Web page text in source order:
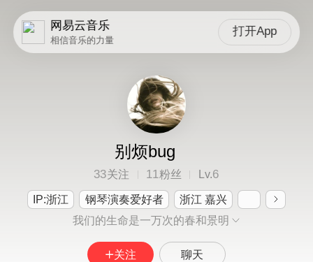
网易云音乐
相信音乐的力量
打开App
别烦bug
33关注 11粉丝 Lv.6
IP:浙江 钢琴演奏爱好者
浙江 嘉兴
我们的生命是一万次的春和景明
关注 聊天